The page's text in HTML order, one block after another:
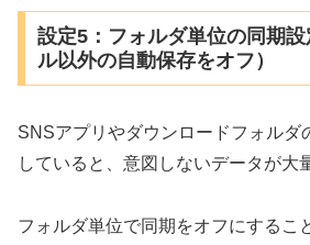
設定5：フォルダ単位の同期
ル以外の自動保存をオフ）
SNSアプリやダウンロードフォルダ
していると、意図しないデータが大
フォルダ単位で同期をオフにするこ